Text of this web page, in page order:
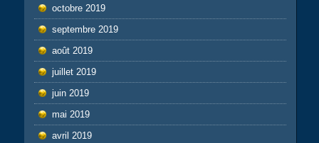
octobre 2019
septembre 2019
août 2019
juillet 2019
juin 2019
mai 2019
avril 2019